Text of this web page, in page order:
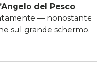
del Pesco,
— nonostante
sul grande schermo.